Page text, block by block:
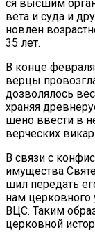
ся выс­шим
ве­та и су­да и
нов­лен
35 лет.
В кон­це
вер­цы
доз­во­ля­лось
хра­няя
ше­но вве­сти в
вер­че­ских
В свя­зи с
иму­ще­ства
шил пе­ре­дать
нам
ВЦС. Та­ким
цер­ков­ной